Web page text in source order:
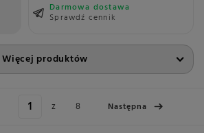
Darmowa dostawa
Sprawdź cennik
Więcej produktów
z 8 Następna